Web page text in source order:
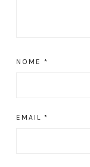
NOME *
EMAIL *